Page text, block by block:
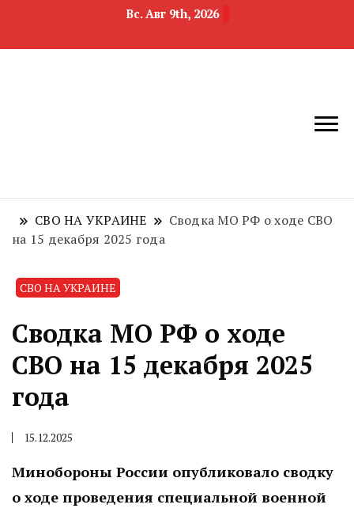
Вс. Авг 9th, 2026
область
недвижимости
СВО НА УКРАИНЕ
Сводка МО РФ о ходе СВО
на 15 декабря 2025 года
СВО НА УКРАИНЕ
Сводка МО РФ о ходе
СВО на 15 декабря 2025
года
15.12.2025
Минобороны России опубликовало сводку
о ходе проведения специальной военной